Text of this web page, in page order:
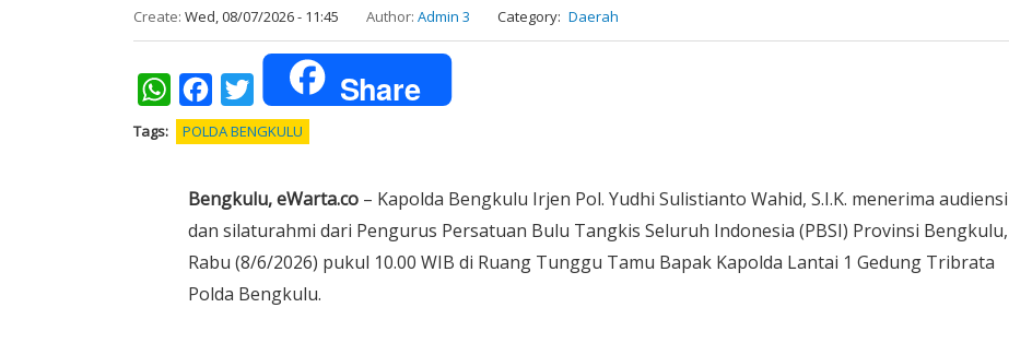
Create: Wed, 08/07/2026 - 11:45 Author: Admin 3 Category Daerah
WhatsAppFacebookTwitter Share
Tags POLDA BENGKULU
Bengkulu, eWarta.co – Kapolda Bengkulu Irjen Pol. Yudhi Sulistianto Wahid, S.I.K. menerima audiensi
dan silaturahmi dari Pengurus Persatuan Bulu Tangkis Seluruh Indonesia (PBSI) Provinsi Bengkulu,
Rabu (8/6/2026) pukul 10.00 WIB di Ruang Tunggu Tamu Bapak Kapolda Lantai 1 Gedung Tribrata
Polda Bengkulu.